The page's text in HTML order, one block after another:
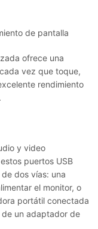
de pantalla
ofrece una
vez que toque,
rendimiento
y video
puertos USB
dos vías: una
el monitor, o
portátil conectada
un adaptador de